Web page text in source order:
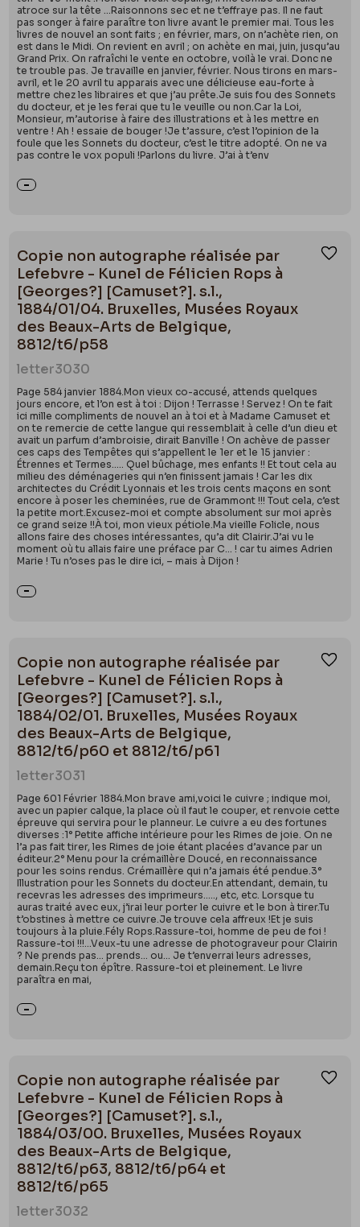
atroce sur la tête …Raisonnons sec et ne t’effraye pas. Il ne faut
pas songer à faire paraître ton livre avant le premier mai. Tous les
livres de nouvel an sont faits ; en février, mars, on n’achète rien, on
est dans le Midi. On revient en avril ; on achète en mai, juin, jusqu’au
Grand Prix. On rafraîchi le vente en octobre, voilà le vrai. Donc ne
te trouble pas. Je travaille en janvier, février. Nous tirons en mars-
avril, et le 20 avril tu apparais avec une délicieuse eau-forte à
mettre chez les libraires et que j’au prête.Je suis fou des Sonnets
du docteur, et je les ferai que tu le veuille ou non.Car la Loi,
Monsieur, m’autorise à faire des illustrations et à les mettre en
ventre ! Ah ! essaie de bouger !Je t’assure, c’est l’opinion de la
foule que les Sonnets du docteur, c’est le titre adopté. On ne va
pas contre le vox populi !Parlons du livre. J’ai à t’env
Copie non autographe réalisée par
Lefebvre - Kunel de Félicien Rops à
[Georges?] [Camuset?]. s.l.,
1884/01/04. Bruxelles, Musées Royaux
des Beaux-Arts de Belgique,
8812/t6/p58
letter3030
Page 584 janvier 1884.Mon vieux co-accusé, attends quelques
jours encore, et l’on est à toi : Dijon ! Terrasse ! Servez ! On te fait
ici mille compliments de nouvel an à toi et à Madame Camuset et
on te remercie de cette langue qui ressemblait à celle d’un dieu et
avait un parfum d’ambroisie, dirait Banville ! On achève de passer
ces caps des Tempêtes qui s’appellent le 1er et le 15 janvier :
Étrennes et Termes….. Quel bûchage, mes enfants !! Et tout cela au
milieu des déménageries qui n’en finissent jamais ! Car les dix
architectes du Crédit Lyonnais et les trois cents maçons en sont
encore à poser les cheminées, rue de Grammont !!! Tout cela, c’est
la petite mort.Excusez-moi et compte absolument sur moi après
ce grand seize !!À toi, mon vieux pétiole.Ma vieille Folicle, nous
allons faire des choses intéressantes, qu’a dit Clairir.J’ai vu le
moment où tu allais faire une préface par C… ! car tu aimes Adrien
Marie ! Tu n’oses pas le dire ici, – mais à Dijon !
Copie non autographe réalisée par
Lefebvre - Kunel de Félicien Rops à
[Georges?] [Camuset?]. s.l.,
1884/02/01. Bruxelles, Musées Royaux
des Beaux-Arts de Belgique,
8812/t6/p60 et 8812/t6/p61
letter3031
Page 601 Février 1884.Mon brave ami,voici le cuivre ; indique moi,
avec un papier calque, la place où il faut le couper, et renvoie cette
épreuve qui servira pour le planneur. Le cuivre a eu des fortunes
diverses :1° Petite affiche intérieure pour les Rimes de joie. On ne
l’a pas fait tirer, les Rimes de joie étant placées d’avance par un
éditeur.2° Menu pour la crémaillère Doucé, en reconnaissance
pour les soins rendus. Crémaillère qui n’a jamais été pendue.3°
Illustration pour les Sonnets du docteur.En attendant, demain, tu
recevras les adresses des imprimeurs….., etc, etc. Lorsque tu
auras traité avec eux, j’irai leur porter le cuivre et le bon à tirer.Tu
t’obstines à mettre ce cuivre.Je trouve cela affreux !Et je suis
toujours à la pluie.Fély Rops.Rassure-toi, homme de peu de foi !
Rassure-toi !!!...Veux-tu une adresse de photograveur pour Clairin
? Ne prends pas… prends… ou… Je t’enverrai leurs adresses,
demain.Reçu ton épître. Rassure-toi et pleinement. Le livre
paraîtra en mai,
Copie non autographe réalisée par
Lefebvre - Kunel de Félicien Rops à
[Georges?] [Camuset?]. s.l.,
1884/03/00. Bruxelles, Musées Royaux
des Beaux-Arts de Belgique,
8812/t6/p63, 8812/t6/p64 et
8812/t6/p65
letter3032